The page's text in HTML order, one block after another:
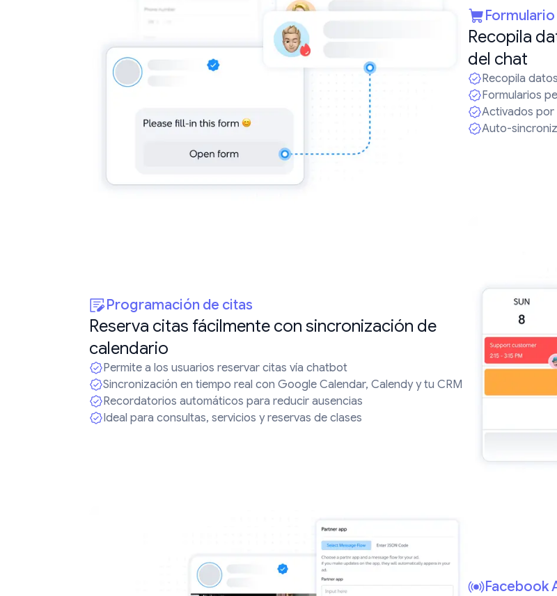
Recopila
del chat
Recopila
Formularios
Activados por
Auto-
Programación de citas
Reserva citas fácilmente con sincronización de
calendario
Permite a los usuarios reservar citas vía chatbot
Sincronización en tiempo real con Google Calendar, Calendy y tu CRM
Recordatorios automáticos para reducir ausencias
Ideal para consultas, servicios y reservas de clases
Facebook